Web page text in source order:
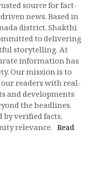
source for fact-
news. Based in
district, Shakthi
to delivering
storytelling. At
information has
Our mission is to
readers with real-
and developments
the headlines,
by verified facts,
relevance. Read